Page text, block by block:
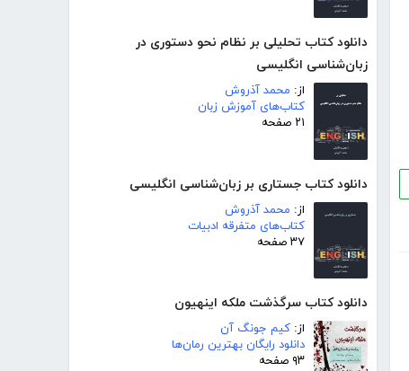
دانلود کتاب تحلیلی بر نظام نحو دستوری در
زبان‌شناسی انگلیسی
از: محمد آذروش
کتاب‌های آموزش زبان
۲۱ صفحه
دانلود کتاب جستاری بر زبان‌شناسی انگلیسی
از: محمد آذروش
کتاب‌های متفرقه ادبیات
۳۷ صفحه
دانلود کتاب سرگذشت ملکه اینهیون
از: کیم جونگ آن
دانلود رایگان بهترین رمان‌ها
۹۳ صفحه